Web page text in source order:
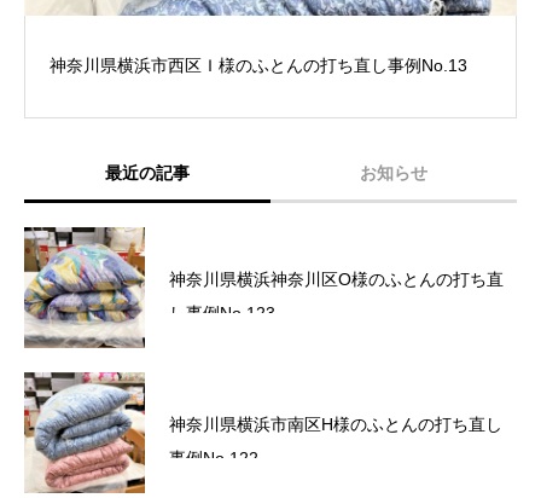
神奈川県横浜市西区Ｉ様のふとんの打ち直し事例No.13
最近の記事 お知らせ
神奈川県横浜神奈川区O様のふとんの打ち直
し事例No.123
神奈川県横浜市南区H様のふとんの打ち直し
事例No.122
六角橋商店街プレミアム商品券完売いたしま
した。
六角橋商店街プレミアム商品券のお知らせ